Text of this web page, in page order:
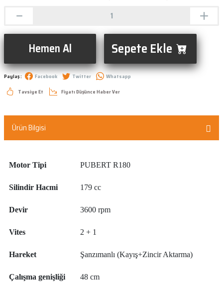
Hemen Al Sepete Ekle
Paylaş : Facebook Twitter
Whatsapp
Tavsiye Et
Fiyatı Düşünce Haber Ver
Ürün Bilgisi
Motor Tipi PUBERT R180
Silindir Hacmi 179 cc
Devir 3600 rpm
Vites 2 + 1
Hareket Şanzımanlı (Kayış+Zincir Aktarma)
Çalışma genişliği 48 cm